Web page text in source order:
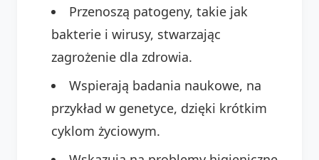
Przenoszą patogeny, takie jak
bakterie i wirusy, stwarzając
zagrożenie dla zdrowia.
Wspierają badania naukowe, na
przykład w genetyce, dzięki krótkim
cyklom życiowym.